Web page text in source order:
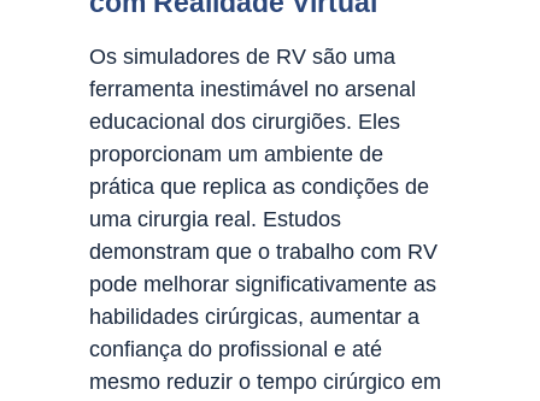
Os simuladores de RV são uma
ferramenta inestimável no arsenal
educacional dos cirurgiões. Eles
proporcionam um ambiente de
prática que replica as condições de
uma cirurgia real. Estudos
demonstram que o trabalho com RV
pode melhorar significativamente as
habilidades cirúrgicas, aumentar a
confiança do profissional e até
mesmo reduzir o tempo cirúrgico em